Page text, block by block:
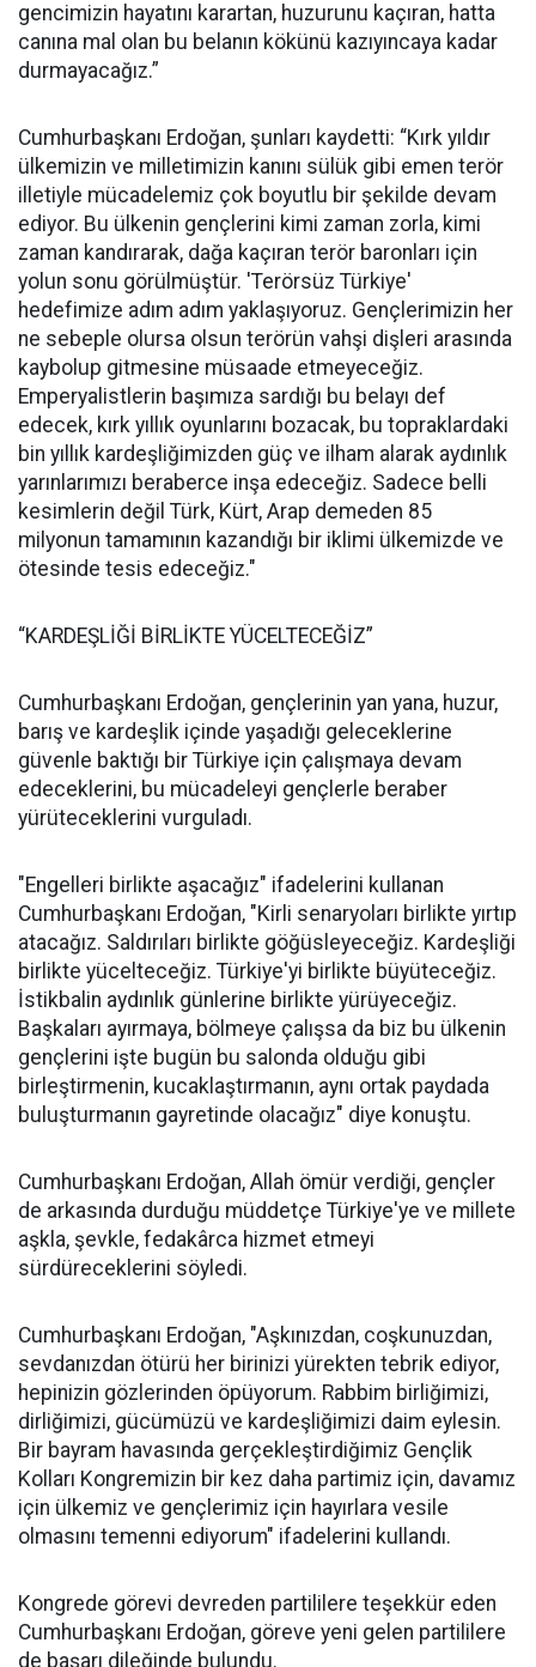
gencimizin hayatını karartan, huzurunu kaçıran, hatta
canına mal olan bu belanın kökünü kazıyıncaya kadar
durmayacağız.”
Cumhurbaşkanı Erdoğan, şunları kaydetti: “Kırk yıldır
ülkemizin ve milletimizin kanını sülük gibi emen terör
illetiyle mücadelemiz çok boyutlu bir şekilde devam
ediyor. Bu ülkenin gençlerini kimi zaman zorla, kimi
zaman kandırarak, dağa kaçıran terör baronları için
yolun sonu görülmüştür. 'Terörsüz Türkiye'
hedefimize adım adım yaklaşıyoruz. Gençlerimizin her
ne sebeple olursa olsun terörün vahşi dişleri arasında
kaybolup gitmesine müsaade etmeyeceğiz.
Emperyalistlerin başımıza sardığı bu belayı def
edecek, kırk yıllık oyunlarını bozacak, bu topraklardaki
bin yıllık kardeşliğimizden güç ve ilham alarak aydınlık
yarınlarımızı beraberce inşa edeceğiz. Sadece belli
kesimlerin değil Türk, Kürt, Arap demeden 85
milyonun tamamının kazandığı bir iklimi ülkemizde ve
ötesinde tesis edeceğiz."
“KARDEŞLİĞİ BİRLİKTE YÜCELTECEĞİZ”
Cumhurbaşkanı Erdoğan, gençlerinin yan yana, huzur,
barış ve kardeşlik içinde yaşadığı geleceklerine
güvenle baktığı bir Türkiye için çalışmaya devam
edeceklerini, bu mücadeleyi gençlerle beraber
yürüteceklerini vurguladı.
"Engelleri birlikte aşacağız" ifadelerini kullanan
Cumhurbaşkanı Erdoğan, "Kirli senaryoları birlikte yırtıp
atacağız. Saldırıları birlikte göğüsleyeceğiz. Kardeşliği
birlikte yücelteceğiz. Türkiye'yi birlikte büyüteceğiz.
İstikbalin aydınlık günlerine birlikte yürüyeceğiz.
Başkaları ayırmaya, bölmeye çalışsa da biz bu ülkenin
gençlerini işte bugün bu salonda olduğu gibi
birleştirmenin, kucaklaştırmanın, aynı ortak paydada
buluşturmanın gayretinde olacağız" diye konuştu.
Cumhurbaşkanı Erdoğan, Allah ömür verdiği, gençler
de arkasında durduğu müddetçe Türkiye'ye ve millete
aşkla, şevkle, fedakârca hizmet etmeyi
sürdüreceklerini söyledi.
Cumhurbaşkanı Erdoğan, "Aşkınızdan, coşkunuzdan,
sevdanızdan ötürü her birinizi yürekten tebrik ediyor,
hepinizin gözlerinden öpüyorum. Rabbim birliğimizi,
dirliğimizi, gücümüzü ve kardeşliğimizi daim eylesin.
Bir bayram havasında gerçekleştirdiğimiz Gençlik
Kolları Kongremizin bir kez daha partimiz için, davamız
için ülkemiz ve gençlerimiz için hayırlara vesile
olmasını temenni ediyorum" ifadelerini kullandı.
Kongrede görevi devreden partililere teşekkür eden
Cumhurbaşkanı Erdoğan, göreve yeni gelen partililere
de başarı dileğinde bulundu.